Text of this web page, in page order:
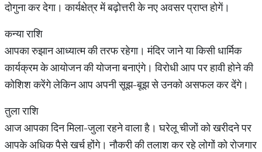
दोगुना कर देगा। कार्यक्षेत्र में बढ़ोत्तरी के नए अवसर प्राप्त होगें।
कन्या राशि
आपका रुझान आध्यात्म की तरफ रहेगा। मंदिर जाने या किसी धार्मिक
कार्यक्रम के आयोजन की योजना बनाएंगे। विरोधी आप पर हावी होने की
कोशिश करेंगे लेकिन आप अपनी सूझ-बूझ से उनको असफल कर देंगे।
तुला राशि
आज आपका दिन मिला-जुला रहने वाला है। घरेलू चीजों को खरीदने पर
आपके अधिक पैसे खर्च होंगे। नौकरी की तलाश कर रहे लोगों को रोजगार